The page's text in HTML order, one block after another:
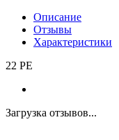
Описание
Отзывы
Характеристики
22 PE
Загрузка отзывов...